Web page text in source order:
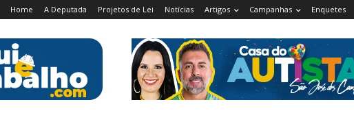
Home A Deputada Projetos de Lei Notícias Artigos Campanhas Enquetes